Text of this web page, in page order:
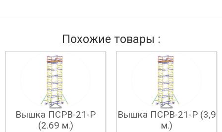
Похожие товары :
Вышка ПСРВ-21-Р
(2.69 м.)
Вышка ПСРВ-21-Р (3,9
м.)